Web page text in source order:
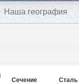
Наша география
Сечение Сталь